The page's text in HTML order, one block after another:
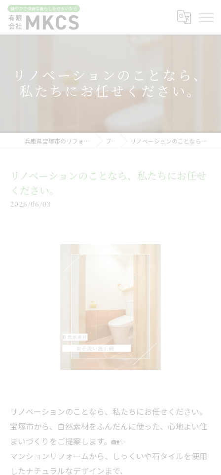
リノベーションのことなら、
私たちにお任せください。
兵庫県宝塚市のリフォームなら有限会社MKCS ブログ リノベーションのことなら、私たちにお任せください。
リノベーションのことなら、私たちにお任せ
ください。
2026/06/03
リノベーションのことなら、私たちにお任せください。
宝塚市から、自然素材をふんだんに使った、心地よい住
まいづくりをご提案します。🏡✨
マンションリフォームから、しっくいや石タイルを使用
したナチュラルなデザインまで、